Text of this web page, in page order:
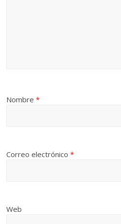
Nombre*
Correo electrónico*
Web